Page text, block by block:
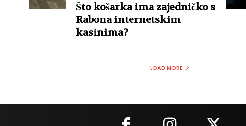
Što košarka ima zajedničko s
Rabona internetskim
kasinima?
LOAD MORE